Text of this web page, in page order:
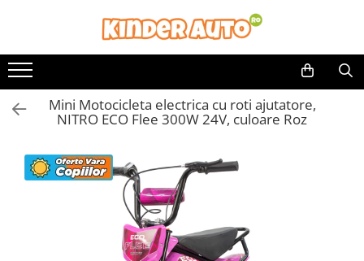
Mini Motocicleta electrica cu roti ajutatore,
NITRO ECO Flee 300W 24V, culoare Roz